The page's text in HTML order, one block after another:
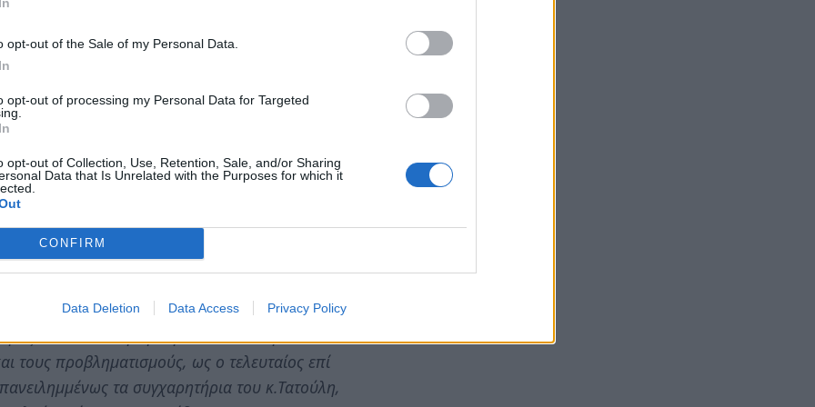
opt-out of the Sale of my Personal Data.
opt-out of processing my Personal Data for Targeted
opt-out of Collection, Use, Retention, Sale, and/or Sharing
Data that Is Unrelated with the Purposes for which it
CONFIRM
Data Deletion Data Access Privacy Policy
στη Βουλή, όσον και η τάχιστη
Διοίκησης, με συγκεκριμένη
πειθαρχικών και ποινικών ευθυνών,
του, ενέργειες στις οποίες
κ.Αναστάσιο Αποστολόπουλο γιατί για
έλαβα απάντηση, αλλά και για το
το ζήτημα της διάσωσης του σημαντικού
του προκειμένου να
αυτού, αναμένω την ουσιαστική
Γι’ αυτό επιτρέψτε μου το δικαίωμα να
τους προβληματισμούς, ως ο τελευταίος επί
τα συγχαρητήρια του κ.Τατούλη,